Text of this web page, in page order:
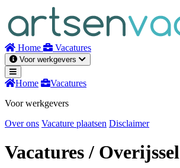
inhoud
Home Vacatures
Voor werkgevers
Home
Vacatures
Voor werkgevers
Over ons Vacature plaatsen Disclaimer
Vacatures/ Overijssel